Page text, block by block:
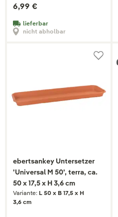
6,99 €
lieferbar
nicht abholbar
ebertsankey Untersetzer
'Universal M 50', terra, ca.
50 x 17,5 x H 3,6 cm
Variante: L 50 x B 17,5 x H
3,6 cm